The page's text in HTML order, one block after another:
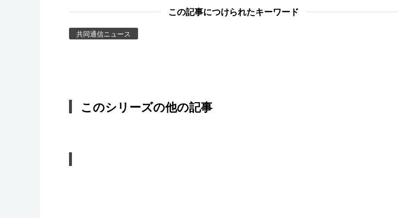
この記事につけられたキーワード
共同通信ニュース
このシリーズの他の記事